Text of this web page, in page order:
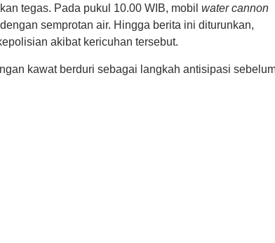
tegas. Pada pukul 10.00 WIB, mobil water cannon
semprotan air. Hingga berita ini diturunkan,
akibat kericuhan tersebut.
kawat berduri sebagai langkah antisipasi